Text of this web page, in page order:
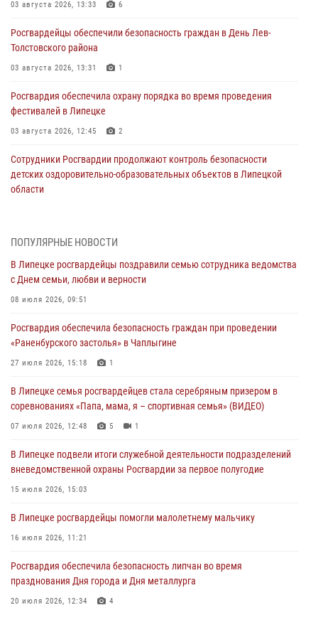
03 августа 2026, 13:33 6
Росгвардейцы обеспечили безопасность граждан в День Лев-
Толстовского района
03 августа 2026, 13:31 1
Росгвардия обеспечила охрану порядка во время проведения
фестивалей в Липецке
03 августа 2026, 12:45 2
Сотрудники Росгвардии продолжают контроль безопасности
детских оздоровительно-образовательных объектов в Липецкой
области
Лекция по финансовой грамотности прошла для сотрудников
30 июля 2026, 15:25
В Управлении Росгвардии по Липецкой области состоялся вечер
29 июля 2026, 15:05
В Липецке росгвардейцы посетили богослужение в честь великого
28 июля 2026, 14:46 3
В Липецке прошла акция «Каникулы с Росгвардией»
ПОПУЛЯРНЫЕ НОВОСТИ
В Липецке росгвардейцы поздравили семью сотрудника ведомства
с Днем семьи, любви и верности
08 июля 2026, 09:51
Росгвардия обеспечила безопасность граждан при проведении
«Раненбурского застолья» в Чаплыгине
27 июля 2026, 15:18 1
В Липецке семья росгвардейцев стала серебряным призером в
соревнованиях «Папа, мама, я – спортивная семья» (ВИДЕО)
07 июля 2026, 12:48 5 1
В Липецке подвели итоги служебной деятельности подразделений
вневедомственной охраны Росгвардии за первое полугодие
15 июля 2026, 15:03
В Липецке росгвардейцы помогли малолетнему мальчику
16 июля 2026, 11:21
Росгвардия обеспечила безопасность липчан во время
празднования Дня города и Дня металлурга
20 июля 2026, 12:34 4